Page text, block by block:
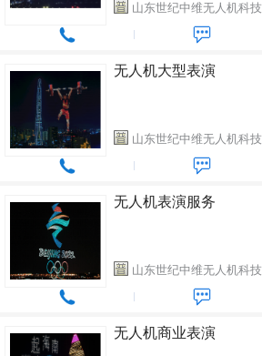
山东世纪中维无人机科
无人机大型表演
山东世纪中维无人机科
无人机表演服务
山东世纪中维无人机科
无人机商业表演